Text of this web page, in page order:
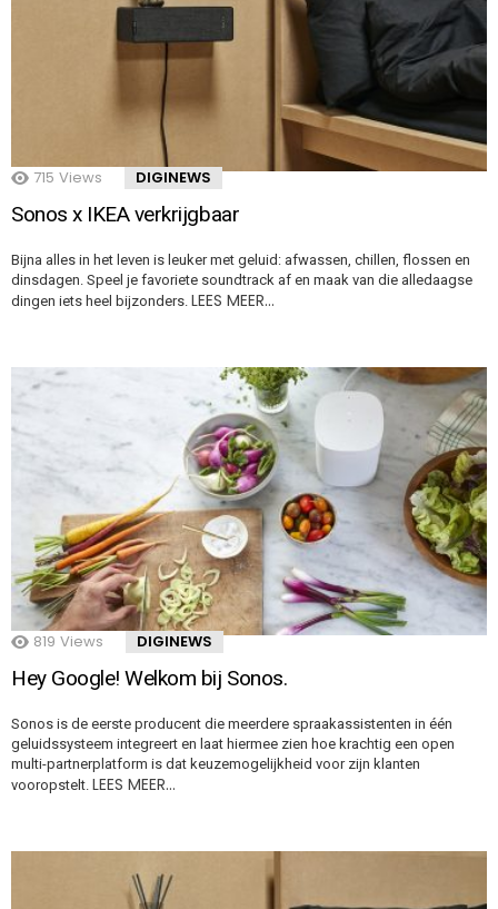
715 Views DIGINEWS
Sonos x IKEA verkrijgbaar
Bijna alles in het leven is leuker met geluid: afwassen, chillen, flossen en
dinsdagen. Speel je favoriete soundtrack af en maak van die alledaagse
dingen iets heel bijzonders. LEES MEER…
819 Views DIGINEWS
Hey Google! Welkom bij Sonos.
Sonos is de eerste producent die meerdere spraakassistenten in één
geluidssysteem integreert en laat hiermee zien hoe krachtig een open
multi-partnerplatform is dat keuzemogelijkheid voor zijn klanten
vooropstelt. LEES MEER…